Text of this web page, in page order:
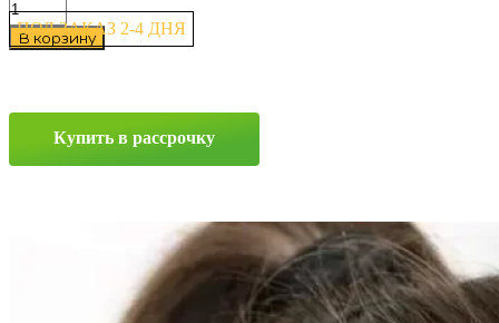
ПОД ЗАКАЗ 2-4 ДНЯ
товара
LS
ET40
SF
В корзину
Купить в рассрочку